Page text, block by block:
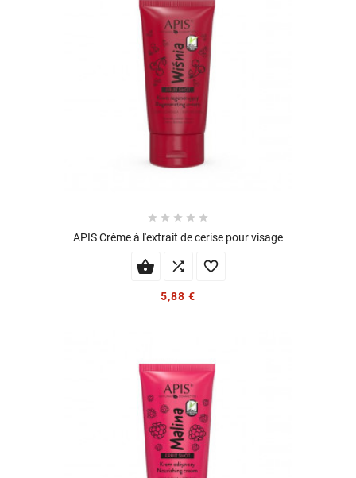
    
APIS Crème à l'extrait de cerise pour visage
 
5,88 €